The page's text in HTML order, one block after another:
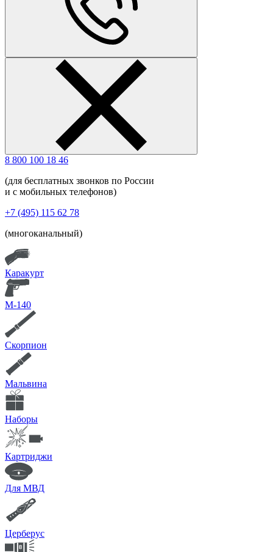
8 800 100 18 46
(для бесплатных звонков по России
и с мобильных телефонов)
+7 (495) 115 62 78
(многоканальный)
Каракурт
М-140
Скорпион
Мальвина
Наборы
Картриджи
Для МВД
Церберус